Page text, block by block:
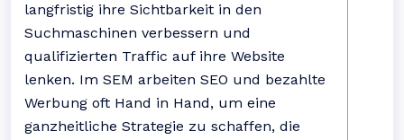
langfristig ihre Sichtbarkeit in den
Suchmaschinen verbessern und
qualifizierten Traffic auf ihre Website
lenken. Im SEM arbeiten SEO und bezahlte
Werbung oft Hand in Hand, um eine
ganzheitliche Strategie zu schaffen, die